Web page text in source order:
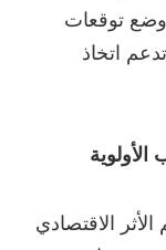
وضع توقعات
اتخاذ
الاقتصادي